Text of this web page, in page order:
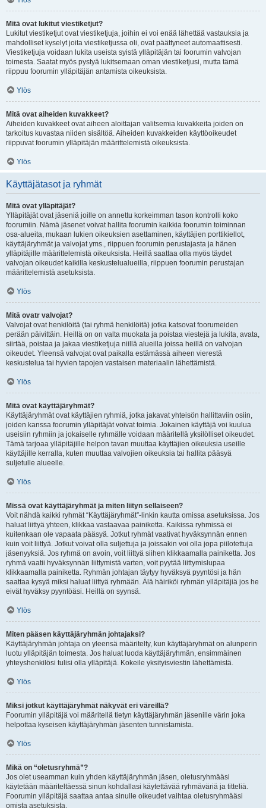
Mitä ovat lukitut viestiketjut?
Lukitut viestiketjut ovat viestiketjuja, joihin ei voi enää lähettää vastauksia ja
mahdolliset kyselyt joita viestiketjussa oli, ovat päättyneet automaattisesti.
Viestiketjuja voidaan lukita useista syistä ylläpitäjän tai foorumin valvojan
toimesta. Saatat myös pystyä lukitsemaan oman viestiketjusi, mutta tämä
riippuu foorumin ylläpitäjän antamista oikeuksista.
Ylös
Mitä ovat aiheiden kuvakkeet?
Aiheiden kuvakkeet ovat aiheen aloittajan valitsemia kuvakkeita joiden on
tarkoitus kuvastaa niiden sisältöä. Aiheiden kuvakkeiden käyttöoikeudet
riippuvat foorumin ylläpitäjän määrittelemistä oikeuksista.
Ylös
Käyttäjätasot ja ryhmät
Mitä ovat ylläpitäjät?
Ylläpitäjät ovat jäseniä joille on annettu korkeimman tason kontrolli koko
foorumiin. Nämä jäsenet voivat hallita foorumin kaikkia foorumin toiminnan
osa-alueita, mukaan lukien oikeuksien asettaminen, käyttäjien porttikiellot,
käyttäjäryhmät ja valvojat yms., riippuen foorumin perustajasta ja hänen
ylläpitäjille määrittelemistä oikeuksista. Heillä saattaa olla myös täydet
valvojan oikeudet kaikilla keskustelualueilla, riippuen foorumin perustajan
määrittelemistä asetuksista.
Ylös
Mitä ovatr valvojat?
Valvojat ovat henkilöitä (tai ryhmä henkilöitä) jotka katsovat foorumeiden
perään päivittäin. Heillä on on valta muokata ja poistaa viestejä ja lukita, avata,
siirtää, poistaa ja jakaa viestiketjuja niillä alueilla joissa heillä on valvojan
oikeudet. Yleensä valvojat ovat paikalla estämässä aiheen vierestä
keskustelua tai hyvien tapojen vastaisen materiaalin lähettämistä.
Ylös
Mitä ovat käyttäjäryhmät?
Käyttäjäryhmät ovat käyttäjien ryhmiä, jotka jakavat yhteisön hallittaviin osiin,
joiden kanssa foorumin ylläpitäjät voivat toimia. Jokainen käyttäjä voi kuulua
useisiin ryhmiin ja jokaiselle ryhmälle voidaan määritellä yksilölliset oikeudet.
Tämä tarjoaa ylläpitäjille helpon tavan muuttaa käyttäjien oikeuksia useille
käyttäjille kerralla, kuten muuttaa valvojien oikeuksia tai hallita pääsyä
suljetulle alueelle.
Ylös
Missä ovat käyttäjäryhmät ja miten liityn sellaiseen?
Voit nähdä kaikki ryhmät “Käyttäjäryhmät”-linkin kautta omissa asetuksissa. Jos
haluat liittyä yhteen, klikkaa vastaavaa painiketta. Kaikissa ryhmissä ei
kuitenkaan ole vapaata pääsyä. Jotkut ryhmät vaativat hyväksynnän ennen
kuin voit liittyä. Jotkut voivat olla suljettuja ja joissakin voi olla jopa piilotettuja
jäsenyyksiä. Jos ryhmä on avoin, voit liittyä siihen klikkaamalla painiketta. Jos
ryhmä vaatii hyväksynnän liittymistä varten, voit pyytää liittymislupaa
klikkaamalla painiketta. Ryhmän johtajan täytyy hyväksyä pyyntösi ja hän
saattaa kysyä miksi haluat liittyä ryhmään. Älä häiriköi ryhmän ylläpitäjiä jos he
eivät hyväksy pyyntöäsi. Heillä on syynsä.
Ylös
Miten pääsen käyttäjäryhmän johtajaksi?
Käyttäjäryhmän johtaja on yleensä määritelty, kun käyttäjäryhmät on alunperin
luotu ylläpitäjän toimesta. Jos haluat luoda käyttäjäryhmän, ensimmäinen
yhteyshenkilösi tulisi olla ylläpitäjä. Kokeile yksityisviestin lähettämistä.
Ylös
Miksi jotkut käyttäjäryhmät näkyvät eri väreillä?
Foorumin ylläpitäjä voi määritellä tietyn käyttäjäryhmän jäsenille värin joka
helpottaa kyseisen käyttäjäryhmän jäsenten tunnistamista.
Ylös
Mikä on “oletusryhmä”?
Jos olet useamman kuin yhden käyttäjäryhmän jäsen, oletusryhmääsi
käytetään määriteltäessä sinun kohdallasi käytettävää ryhmäväriä ja titteliä.
Foorumin ylläpitäjä saattaa antaa sinulle oikeudet vaihtaa oletusryhmääsi
omista asetuksista.